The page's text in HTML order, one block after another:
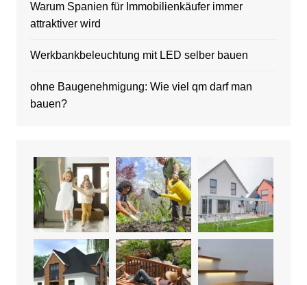
Warum Spanien für Immobilienkäufer immer
attraktiver wird
Werkbankbeleuchtung mit LED selber bauen
ohne Baugenehmigung: Wie viel qm darf man
bauen?